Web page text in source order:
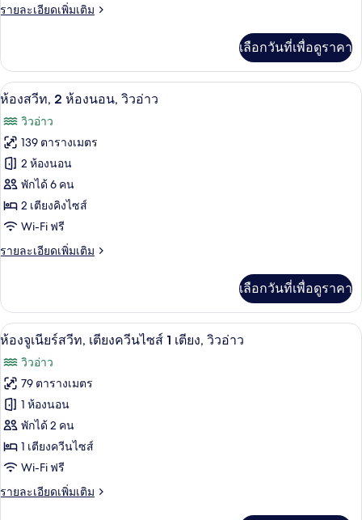
ห้อง
วิว
อ่าว
รายละเอียดเพิ่มเติม
ราย
เกี่ยว
กับ
ห้อง
ท,
ห้อง
นอน,
วิว
อ่าว
เลือกวันที่เพื่อดูราคา
เปิด
ภาพถ่าย
ทั้งหมด
ของ
ห้อง
สวีท,
2
ห้อง
วิว
อ่าว
ห้องสวีท, 2 ห้องนอน, วิวอ่าว | เครื่อง
6
ห้องสวีท, 2 ห้องนอน, วิวอ่าว
วิวอ่าว
139 ตารางเมตร
2 ห้องนอน
พักได้ 6 คน
2 เตียงคิงไซส์
Wi-Fi ฟรี
รายละเอียดเพิ่มเติม
ราย
เกี่ยว
กับ
ห้อง
ท,
2
ห้อง
นอน,
วิว
อ่าว
เลือกวันที่เพื่อดูราคา
เปิด
ภาพถ่าย
ทั้งหมด
ของ
ห้อง
จู
เนียร์
สวีท,
ห้องจูเนียร์สวีท, เตียงควีนไซส์ 1 เตียง
3
ห้องจูเนียร์สวีท, เตียงควีนไซส์ 1 เตียง, วิวอ่าว
วิวอ่าว
79 ตารางเมตร
1 ห้องนอน
พักได้ 2 คน
1 เตียงควีนไซส์
Wi-Fi ฟรี
รายละเอียดเพิ่มเติม
ราย